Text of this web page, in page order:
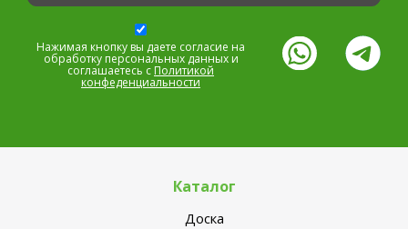
Нажимая кнопку вы даете согласие на
обработку персональных данных и
соглашаетесь с Политикой
конфеденциальности
Каталог
Доска